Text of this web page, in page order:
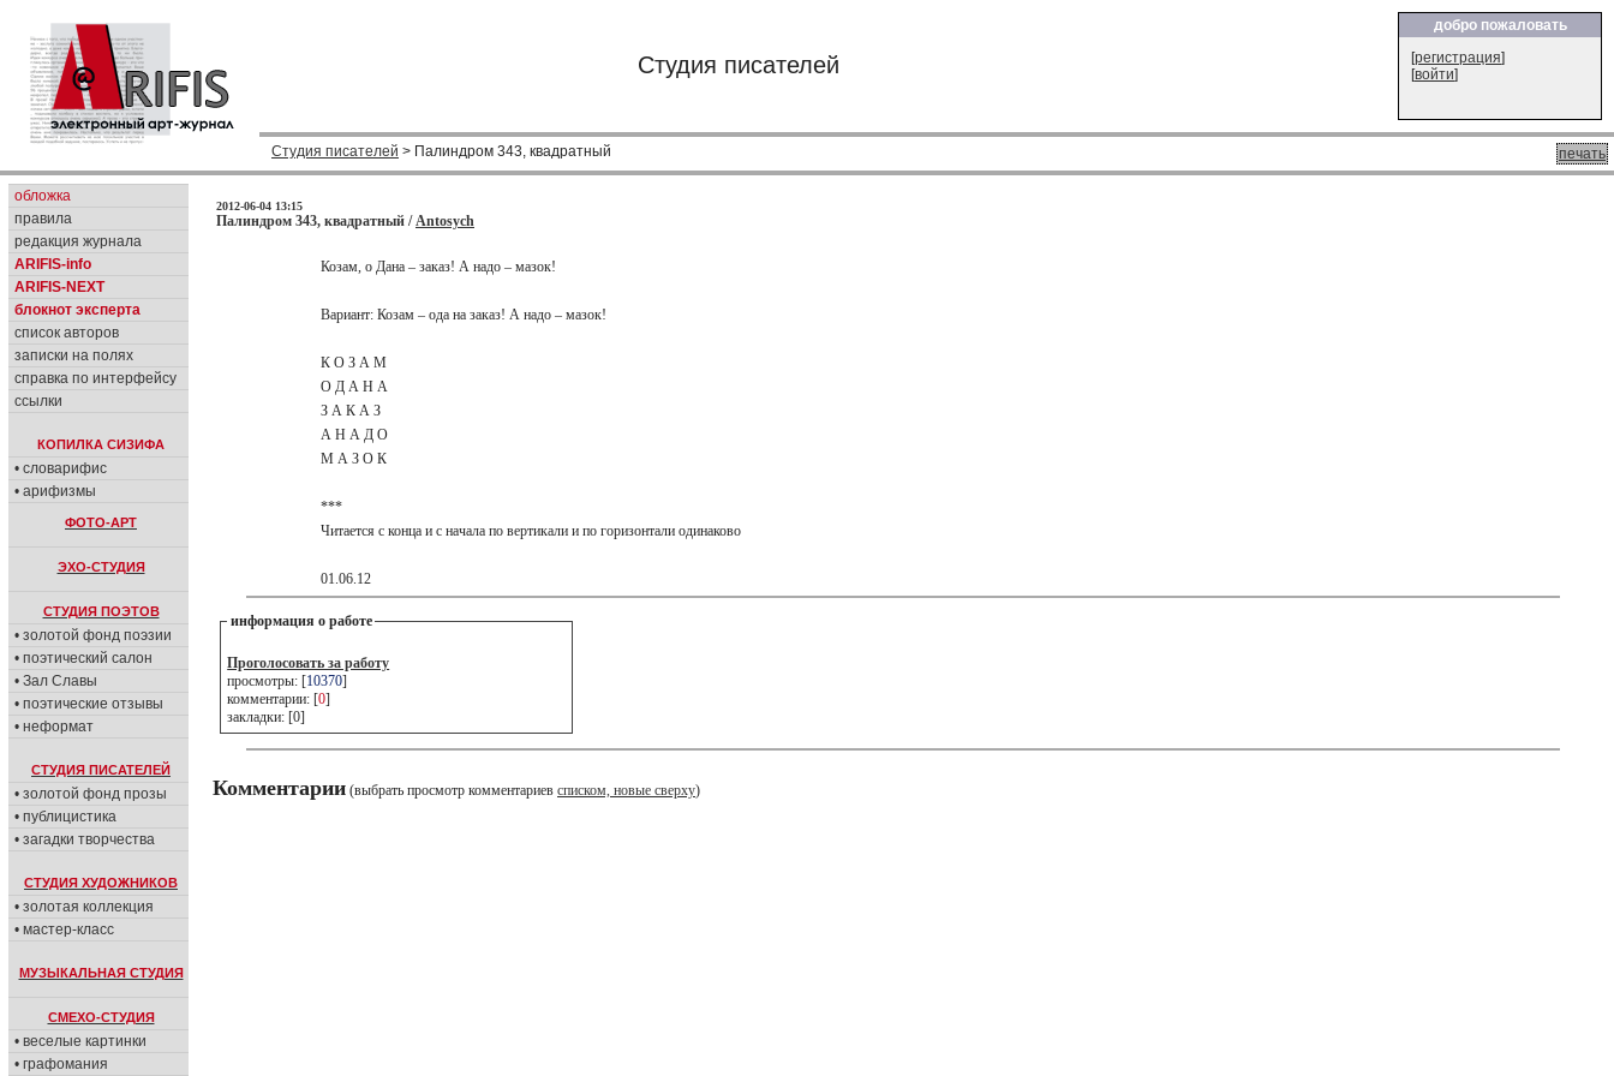
Студия писателей
добро пожаловать
[регистрация]
[войти]
печать
Студия писателей > Палиндром 343, квадратный
обложка
правила
редакция журнала
ARIFIS-info
ARIFIS-NEXT
блокнот эксперта
список авторов
записки на полях
справка по интерфейсу
ссылки
КОПИЛКА СИЗИФА
• словарифис
• арифизмы
ФОТО-АРТ
ЭХО-СТУДИЯ
СТУДИЯ ПОЭТОВ
• золотой фонд поэзии
• поэтический салон
• Зал Славы
• поэтические отзывы
• неформат
СТУДИЯ ПИСАТЕЛЕЙ
• золотой фонд прозы
• публицистика
• загадки творчества
СТУДИЯ ХУДОЖНИКОВ
• золотая коллекция
• мастер-класс
МУЗЫКАЛЬНАЯ СТУДИЯ
СМЕХО-СТУДИЯ
• веселые картинки
• графомания
2012-06-04 13:15
Палиндром 343, квадратный /Antosych
Козам, о Дана – заказ! А надо – мазок!
Вариант: Козам – ода на заказ! А надо – мазок!
К О З А М
О Д А Н А
З А К А З
А Н А Д О
М А З О К
***
Читается с конца и с начала по вертикали и по горизонтали одинаково
01.06.12
информация о работе
Проголосовать за работу
просмотры: [10370]
комментарии: [0]
закладки: [0]
Комментарии (выбрать просмотр комментариев списком, новые сверху)